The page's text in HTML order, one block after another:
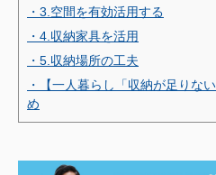
・3.空間を有効活用する
・4.収納家具を活用
・5.収納場所の工夫
・【一人暮らし「収納が足りな
め